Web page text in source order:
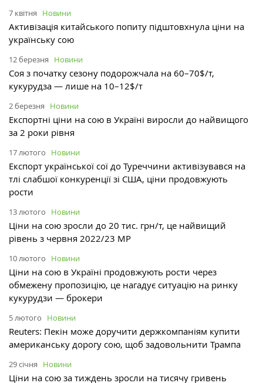
7 квітня Новини
Активізація китайського попиту підштовхнула ціни на
українську сою
12 березня Новини
Соя з початку сезону подорожчала на 60–70$/т,
кукурудза — лише на 10–12$/т
2 березня Новини
Експортні ціни на сою в Україні виросли до найвищого
за 2 роки рівня
17 лютого Новини
Експорт української сої до Туреччини активізувався на
тлі слабшої конкуренції зі США, ціни продовжують
рости
13 лютого Новини
Ціни на сою зросли до 20 тис. грн/т, це найвищий
рівень з червня 2022/23 МР
10 лютого Новини
Ціни на сою в Україні продовжують рости через
обмежену пропозицію, це нагадує ситуацію на ринку
кукурудзи — брокери
5 лютого Новини
Reuters: Пекін може доручити держкомпаніям купити
американську дорогу сою, щоб задовольнити Трампа
29 січня Новини
Ціни на сою за тиждень зросли на тисячу гривень